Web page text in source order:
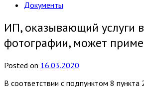
Документы
ИП, оказывающий услуги
фотографии, может
Posted on 16.03.2020
В соответствии с подпунктом 8